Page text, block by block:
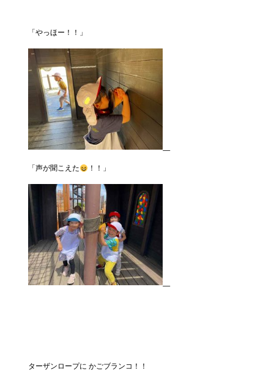
「やっほー！！」
「声が聞こえた ！！」
ターザンロープに かごブランコ！！